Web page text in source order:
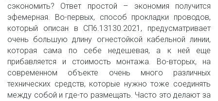
сэкономить? Ответ простой – экономия получится
эфемерная. Во-первых, способ прокладки проводов,
который описан в СП6.13130.2021, предусматривает
очень большую длину огнестойкой кабельной линии,
которая сама по себе недешевая, а к ней еще
прибавляется и стоимость монтажа. Во-вторых, на
современном объекте очень много различных
технических средств, которые нужно тоже соединять
между собой и где-то размещать. Часто это делают за